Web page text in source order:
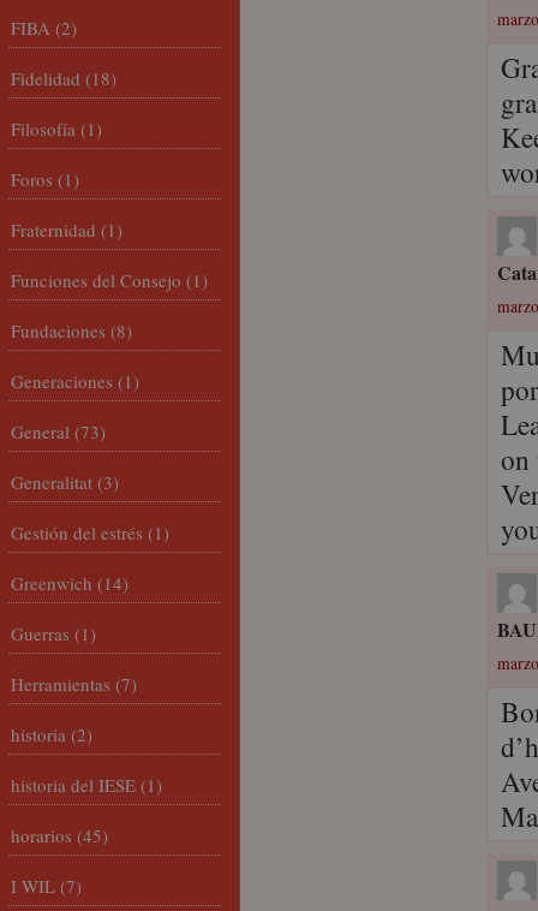
on
FIBA (2)
Fidelidad (18)
Filosofía (1)
Foros (1)
Fraternidad (1)
Funciones del Consejo (1)
Fundaciones (8)
Generaciones (1)
General (73)
Generalitat (3)
Gestión del estrés (1)
Greenwich (14)
Guerras (1)
Herramientas (7)
historia (2)
historia del IESE (1)
horarios (45)
I WIL (7)